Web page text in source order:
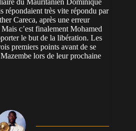
du Mauritanien Dominique
répondaient très vite répondu par
Careca, après une erreur
c’est finalement Mohamed
le but de la libération. Les
premiers points avant de se
lors de leur prochaine